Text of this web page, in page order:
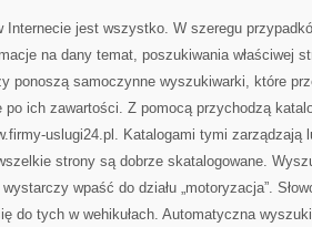
Internecie jest wszystko. W szeregu
na dany temat, poszukiwania właściwej
ponoszą samoczynne wyszukiwarki, które
po ich zawartości. Z pomocą przychodzą
uslugi24.pl. Katalogami tymi zarządzają
strony są dobrze skatalogowane.
wpaść do działu „motoryzacja”.
do tych w wehikułach. Automatyczna